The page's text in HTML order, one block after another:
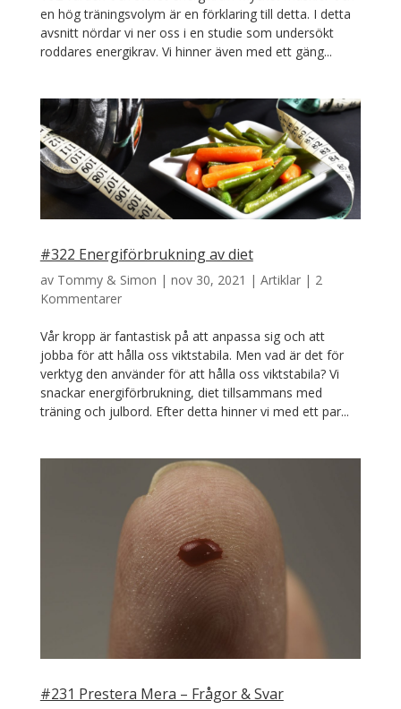
en hög träningsvolym är en förklaring till detta. I detta
avsnitt nördar vi ner oss i en studie som undersökt
roddares energikrav. Vi hinner även med ett gäng...
#322 Energiförbrukning av diet
av Tommy & Simon | nov 30, 2021 | Artiklar| 2
Kommentarer
Vår kropp är fantastisk på att anpassa sig och att
jobba för att hålla oss viktstabila. Men vad är det för
verktyg den använder för att hålla oss viktstabila? Vi
snackar energiförbrukning, diet tillsammans med
träning och julbord. Efter detta hinner vi med ett par...
#231 Prestera Mera – Frågor & Svar